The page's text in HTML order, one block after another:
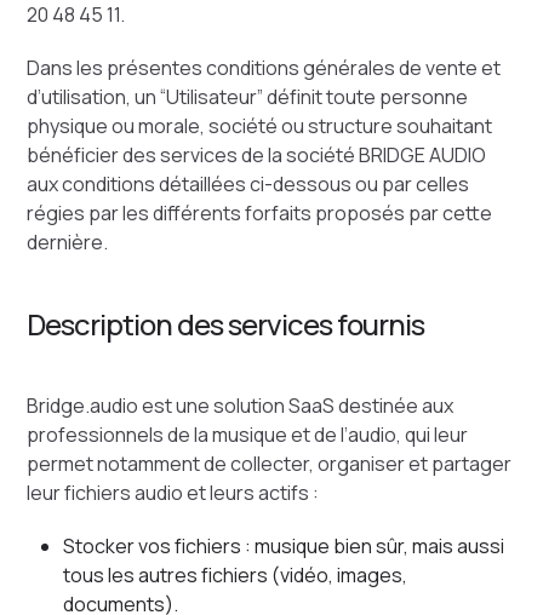
20 48 45 11.
Dans les présentes conditions générales de vente et
d’utilisation, un “Utilisateur” définit toute personne
physique ou morale, société ou structure souhaitant
bénéficier des services de la société BRIDGE AUDIO
aux conditions détaillées ci-dessous ou par celles
régies par les différents forfaits proposés par cette
dernière.
Description des services fournis
Bridge.audio est une solution SaaS destinée aux
professionnels de la musique et de l’audio, qui leur
permet notamment de collecter, organiser et partager
leur fichiers audio et leurs actifs :
Stocker vos fichiers : musique bien sûr, mais aussi
tous les autres fichiers (vidéo, images,
documents).